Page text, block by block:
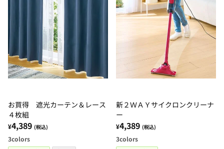
お買得 遮光カーテン＆レース
４枚組
¥4,389 (税込)
3colors
新２ＷＡＹサイクロンクリーナ
ー
¥4,389 (税込)
3colors